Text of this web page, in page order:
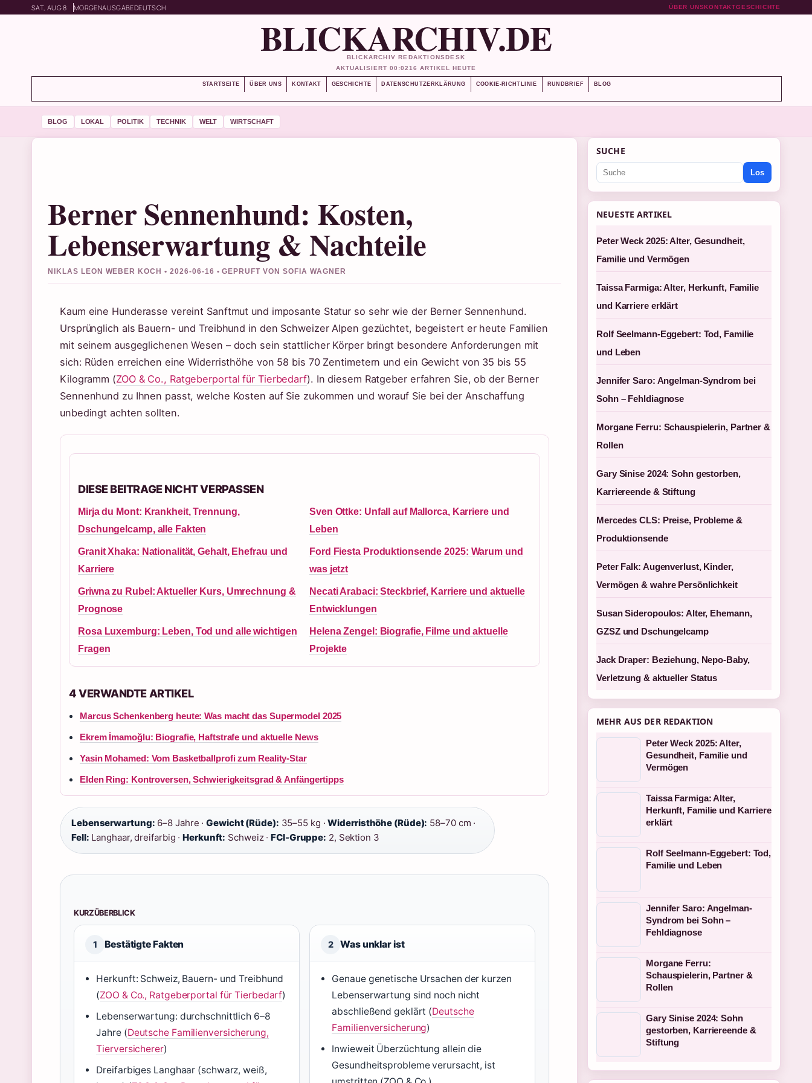
SAT, AUG 8 MORGENAUSGABEDEUTSCH ÜBER UNSKONTAKTGESCHICHTE
BLICKARCHIV.DE
BLICKARCHIV REDAKTIONSDESK
AKTUALISIERT 00:0216 ARTIKEL HEUTE
STARTSEITE ÜBER UNS KONTAKT GESCHICHTE DATENSCHUTZERKLÄRUNG COOKIE-RICHTLINIE RUNDBRIEF BLOG
BLOG LOKAL POLITIK TECHNIK WELT WIRTSCHAFT
Berner Sennenhund: Kosten,
Lebenserwartung & Nachteile
NIKLAS LEON WEBER KOCH • 2026-06-16 • GEPRUFT VON SOFIA WAGNER
Kaum eine Hunderasse vereint Sanftmut und imposante Statur so sehr wie der Berner Sennenhund.
Ursprünglich als Bauern- und Treibhund in den Schweizer Alpen gezüchtet, begeistert er heute Familien
mit seinem ausgeglichenen Wesen – doch sein stattlicher Körper bringt besondere Anforderungen mit
sich: Rüden erreichen eine Widerristhöhe von 58 bis 70 Zentimetern und ein Gewicht von 35 bis 55
Kilogramm (ZOO & Co., Ratgeberportal für Tierbedarf). In diesem Ratgeber erfahren Sie, ob der Berner
Sennenhund zu Ihnen passt, welche Kosten auf Sie zukommen und worauf Sie bei der Anschaffung
unbedingt achten sollten.
DIESE BEITRAGE NICHT VERPASSEN
Mirja du Mont: Krankheit, Trennung,
Dschungelcamp, alle Fakten
Sven Ottke: Unfall auf Mallorca, Karriere und
Leben
Granit Xhaka: Nationalität, Gehalt, Ehefrau und
Karriere
Ford Fiesta Produktionsende 2025: Warum und
was jetzt
Griwna zu Rubel: Aktueller Kurs, Umrechnung &
Prognose
Necati Arabaci: Steckbrief, Karriere und aktuelle
Entwicklungen
Rosa Luxemburg: Leben, Tod und alle wichtigen
Fragen
Helena Zengel: Biografie, Filme und aktuelle
Projekte
4 VERWANDTE ARTIKEL
Marcus Schenkenberg heute: Was macht das Supermodel 2025
Ekrem İmamoğlu: Biografie, Haftstrafe und aktuelle News
Yasin Mohamed: Vom Basketballprofi zum Reality-Star
Elden Ring: Kontroversen, Schwierigkeitsgrad & Anfängertipps
Lebenserwartung: 6–8 Jahre ·Gewicht (Rüde): 35–55 kg ·Widerristhöhe (Rüde): 58–70 cm ·
Fell: Langhaar, dreifarbig ·Herkunft: Schweiz ·FCI-Gruppe: 2, Sektion 3
KURZÜBERBLICK
1 Bestätigte Fakten
Herkunft: Schweiz, Bauern- und Treibhund
(ZOO & Co., Ratgeberportal für Tierbedarf)
Lebenserwartung: durchschnittlich 6–8
Jahre (Deutsche Familienversicherung,
Tierversicherer)
Dreifarbiges Langhaar (schwarz, weiß,
2 Was unklar ist
Genaue genetische Ursachen der kurzen
Lebenserwartung sind noch nicht
abschließend geklärt (Deutsche
Familienversicherung)
Inwieweit Überzüchtung allein die
Gesundheitsprobleme verursacht, ist
SUCHE
Los
NEUESTE ARTIKEL
Peter Weck 2025: Alter, Gesundheit,
Familie und Vermögen
Taissa Farmiga: Alter, Herkunft, Familie
und Karriere erklärt
Rolf Seelmann-Eggebert: Tod, Familie
und Leben
Jennifer Saro: Angelman-Syndrom bei
Sohn – Fehldiagnose
Morgane Ferru: Schauspielerin, Partner &
Rollen
Gary Sinise 2024: Sohn gestorben,
Karriereende & Stiftung
Mercedes CLS: Preise, Probleme &
Produktionsende
Peter Falk: Augenverlust, Kinder,
Vermögen & wahre Persönlichkeit
Susan Sideropoulos: Alter, Ehemann,
GZSZ und Dschungelcamp
Jack Draper: Beziehung, Nepo-Baby,
Verletzung & aktueller Status
MEHR AUS DER REDAKTION
Peter Weck 2025: Alter,
Gesundheit, Familie und
Vermögen
Taissa Farmiga: Alter,
Herkunft, Familie und Karriere
erklärt
Rolf Seelmann-Eggebert: Tod,
Familie und Leben
Jennifer Saro: Angelman-
Syndrom bei Sohn –
Fehldiagnose
Morgane Ferru:
Schauspielerin, Partner &
Rollen
Gary Sinise 2024: Sohn
gestorben, Karriereende &
Stiftung